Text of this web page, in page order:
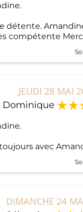
détente.
compétente
JEUDI 28 MAI
Dominique
avec
DIMANCHE 24